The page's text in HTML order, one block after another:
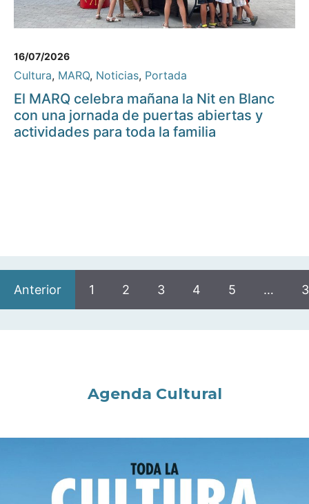
16/07/2026
Cultura, MARQ, Noticias, Portada
El MARQ celebra mañana la Nit en Blanc
con una jornada de puertas abiertas y
actividades para toda la familia
Anterior 1 2 3 4 5 …
Agenda Cultural